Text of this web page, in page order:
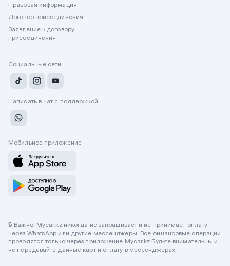
Правовая информация
Договор присоединения
Заявление к договору
присоединения
Социальные сети
Написать в чат с поддержкой
Мобильное приложение
🔒 Важно! Mycar.kz никогда не запрашивает и не принимает оплату
через WhatsApp или другие мессенджеры. Все финансовые операции
проводятся только через приложение Mycar.kz Будьте внимательны и
не передавайте данные карт и оплату в мессенджерах.